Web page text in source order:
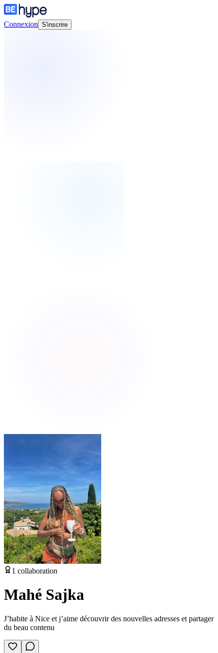
Connexion S'inscrire
1 collaboration
Mahé Sajka
J’habite à Nice et j’aime découvrir des nouvelles adresses et partager
du beau contenu